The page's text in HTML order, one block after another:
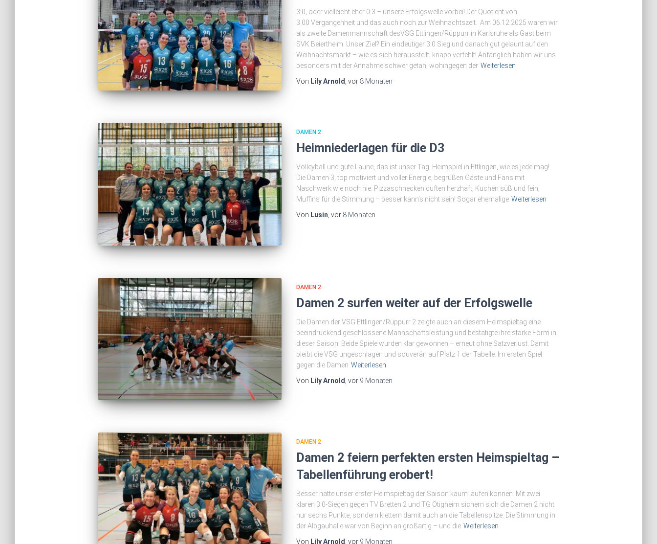
3:0, oder vielleicht eher 0:3 – unsere Erfolgswelle vorbei! Der Quotient von
3.00 Vergangenheit und das auch noch zur Weihnachtszeit. Am 06.12.2025 waren wir
als zweite Damenmannschaft desVSG Ettlingen/Rüppurr in Karlsruhe als Gast beim
SVK Beiertheim. Unser Ziel? Ein eindeutiger 3:0 Sieg und danach gut gelaunt auf den
Weihnachtsmarkt – wie es sich herausstellt: knapp verfehlt! Anfänglich haben wir uns
besonders mit der Annahme schwer getan, wohingegen der Weiterlesen
Von Lily Arnold , vor 8 Monaten
DAMEN 2
Heimniederlagen für die D3
Volleyball und gute Laune, das ist unser Tag, Heimspiel in Ettlingen, wie es jede mag!
Die Damen 3, top motiviert und voller Energie, begrüßen Gäste und Fans mit
Naschwerk wie noch nie. Pizzaschnecken duften herzhaft, Kuchen süß und fein,
Muffins für die Stimmung – besser kann’s nicht sein! Sogar ehemalige Weiterlesen
Von Lusin , vor 8 Monaten
DAMEN 2
Damen 2 surfen weiter auf der Erfolgswelle
Die Damen der VSG Ettlingen/Rüppurr 2 zeigte auch an diesem Heimspieltag eine
beeindruckend geschlossene Mannschaftsleistung und bestätigte ihre starke Form in
dieser Saison. Beide Spiele wurden klar gewonnen – erneut ohne Satzverlust. Damit
bleibt die VSG ungeschlagen und souverän auf Platz 1 der Tabelle. Im ersten Spiel
gegen die Damen Weiterlesen
Von Lily Arnold , vor 9 Monaten
DAMEN 2
Damen 2 feiern perfekten ersten Heimspieltag –
Tabellenführung erobert!
Besser hätte unser erster Heimspieltag der Saison kaum laufen können: Mit zwei
klaren 3:0-Siegen gegen TV Bretten 2 und TG Ötigheim sichern sich die Damen 2 nicht
nur sechs Punkte, sondern klettern damit auch an die Tabellenspitze. Die Stimmung in
der Albgauhalle war von Beginn an großartig – und die Weiterlesen
Von Lily Arnold, vor 9 Monaten